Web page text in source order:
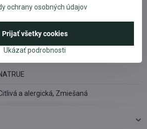
krémy a fluidy na tvár
Weleda
a alergická, Zmiešaná
ochrany osobných údajov
Ukázať podrobnosti
Prijať všetky cookies